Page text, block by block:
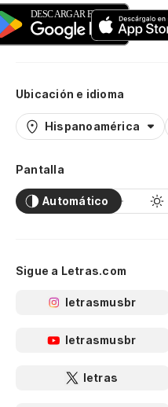
Ubicación e idioma
Hispanoamérica
Pantalla
Automático
Sigue a Letras.com
letrasmusbr
letrasmusbr
letras